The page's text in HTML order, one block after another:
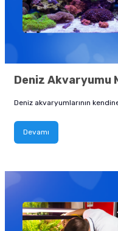
Deniz Akvaryumu
Deniz akvaryumlarının
Devamı